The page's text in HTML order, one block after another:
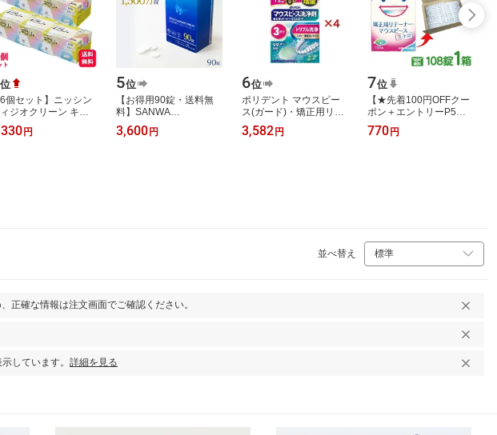
位
6個セット】ニッシン
ジオクリーン キラ
剤 30錠 口腔内装置
剤 無香料 中性タイ
円
5位
【お得用90錠・送料無
料】SANWA
DENTAL（三和デンタ
ル）スマイルクリーナー
3,600 円
6位
ポリデント マウスピー
ス(ガード)・矯正用リテ
ーナー用 洗浄剤(72錠+6
錠×4セット)【ポリデン
3,582 円
7位
【★先着100円OFFクー
ポン＋エントリーP5倍
8/4 20:00-8/11 1:59】ス
ッキリデント 矯正用リ
770 円
並べ替え
正確な情報は注文画面でご確認ください。
しています。 詳細を見る